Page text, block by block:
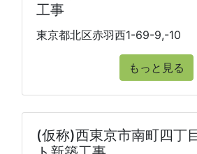
工事
東京都北区赤羽西1-69-9,-10
もっと見る
(仮称)西東京市南町四丁